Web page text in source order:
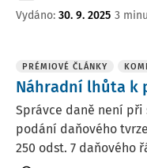
Vydáno: 30. 9. 2025 3
PRÉMIOVÉ ČLÁNKY
Náhradní lhůta k
Správce daně není
podání daňového
250 odst. 7 daňového